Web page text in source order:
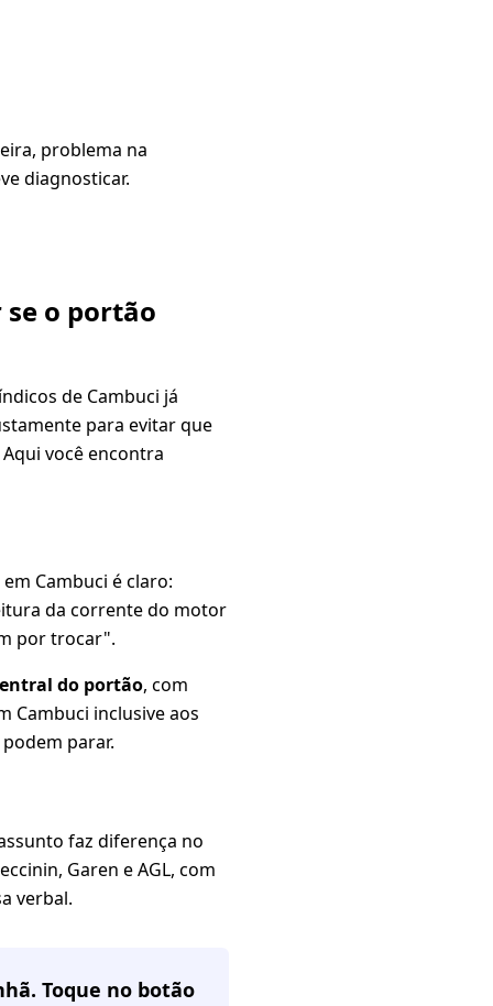
problema na
diagnosticar.
se o portão
de Cambuci já
para evitar que
você encontra
Cambuci é claro:
da corrente do motor
por trocar".
do portão, com
Cambuci inclusive aos
parar.
faz diferença no
Garen e AGL, com
verbal.
Toque no botão